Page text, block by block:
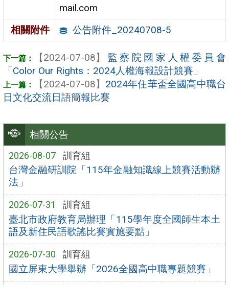
相關公告
2026-08-07 訓育組
台灣金融研訓院「115年金融知識線上競賽活動辦
法」
2026-07-31 訓育組
臺北市政府教育局辦理「115學年度全國師生本土
語及新住民語歌謠比賽實施要點」
2026-07-30 訓育組
國立屏東大學舉辦「2026全國高中職專題競賽」
mail.com
相關附件
公告附件_20240708-5
【2024-07-08】
監察院國家人權委員會
「Color Our Rights：2024人權海報設計競賽」
【2024-07-08】 2024年住華盃全國高中職台
日文化交流日語簡報比賽